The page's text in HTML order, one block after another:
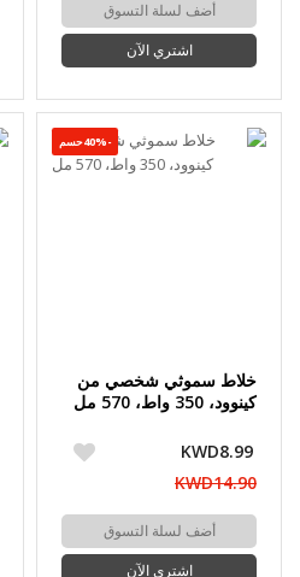
أضف لسلة التسوق
اشتري الآن
-40%حسم
خلاط سموثي شخصي من
كينوود، 350 واط، 570 مل
KWD8.99
KWD14.90
أضف لسلة التسوق
اشتري الآن